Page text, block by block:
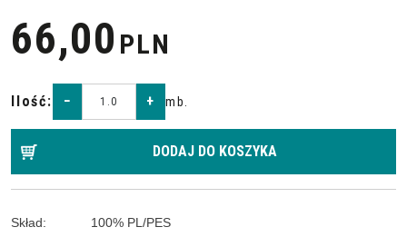
66,00 PLN
Ilość: − + mb.
DODAJ DO KOSZYKA
Skład: 100% PL/PES